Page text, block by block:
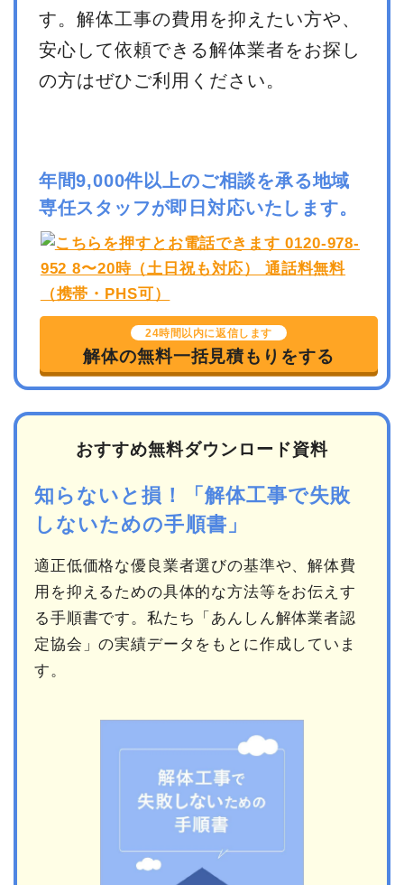
す。解体工事の費用を抑えたい方や、
安心して依頼できる解体業者をお探し
の方はぜひご利用ください。
年間9,000件以上のご相談を承る地域
専任スタッフが即日対応いたします。
24時間以内に返信します
解体の無料一括見積もりをする
おすすめ無料ダウンロード資料
知らないと損！「解体工事で失敗
しないための手順書」
適正低価格な優良業者選びの基準や、解体費
用を抑えるための具体的な方法等をお伝えす
る手順書です。私たち「あんしん解体業者認
定協会」の実績データをもとに作成していま
す。